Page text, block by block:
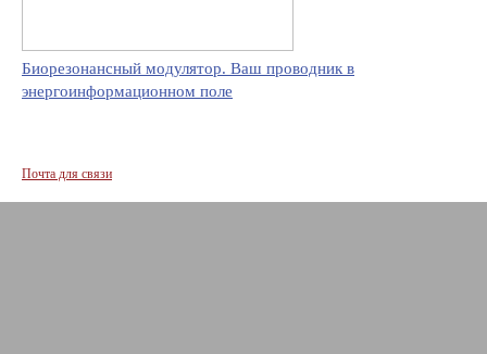
Биорезонансный модулятор. Ваш проводник в
энергоинформационном поле
Почта для связи